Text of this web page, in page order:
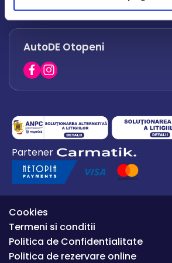
office.afumati@autode.ro
0730 063 852
0730 063 851
AutoDE Otopeni
0754 649 360
office.premium@autode.ro
Partener
Cookies
Termeni si conditii
Politica de Confidentialitate
Politica de rezervare online